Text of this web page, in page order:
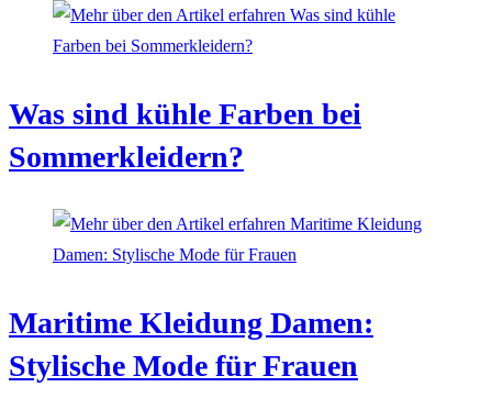
Was sind kühle Farben bei
Sommerkleidern?
Maritime Kleidung Damen:
Stylische Mode für Frauen